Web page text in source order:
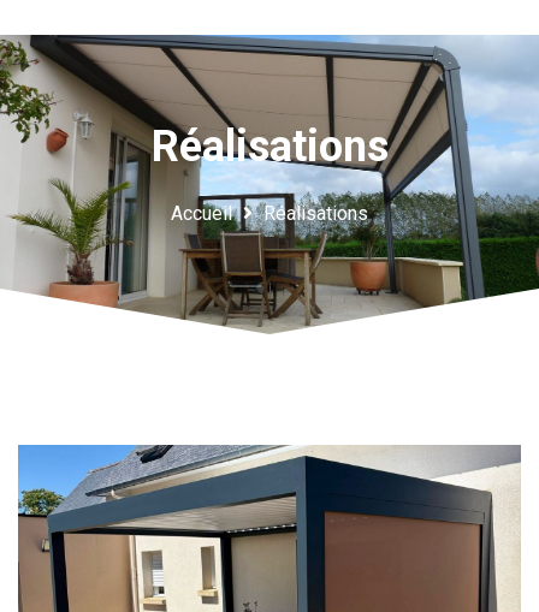
Réalisations
Accueil Réalisations